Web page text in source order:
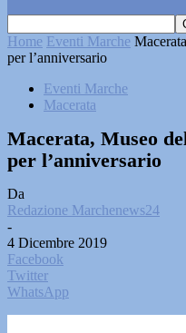
Home Eventi Marche
per l’anniversario
Eventi Marche
Macerata
Macerata, Museo
per l’anniversario
Da
Redazione Marchenews24
-
4 Dicembre 2019
Facebook
Twitter
WhatsApp